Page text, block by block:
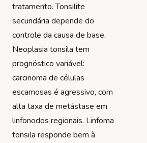
tratamento. Tonsilite
secundária depende do
controle da causa de base.
Neoplasia tonsila tem
prognóstico variável:
carcinoma de células
escamosas é agressivo, com
alta taxa de metástase em
linfonodos regionais. Linfoma
tonsila responde bem à